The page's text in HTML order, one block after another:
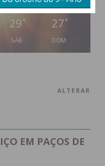
29 °
SÁB
27 °
DOM
ALTERAR
EM PAÇOS DE